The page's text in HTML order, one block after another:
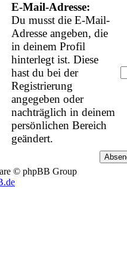
E-Mail-Adresse:
Du musst die E-Mail-
Adresse angeben, die
in deinem Profil
hinterlegt ist. Diese
hast du bei der
Registrierung
angegeben oder
nachträglich in deinem
persönlichen Bereich
geändert.
© phpBB Group